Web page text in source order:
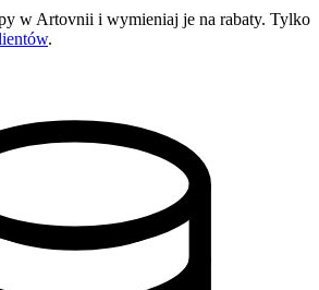
w Artovnii i wymieniaj je na rabaty. Tylko
.